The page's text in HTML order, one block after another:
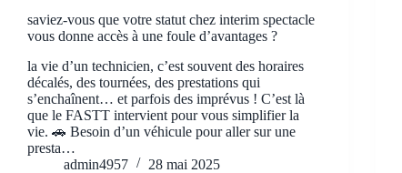
saviez-vous que votre statut chez interim spectacle
vous donne accès à une foule d’avantages ?
la vie d’un technicien, c’est souvent des horaires
décalés, des tournées, des prestations qui
s’enchaînent… et parfois des imprévus ! C’est là
que le FASTT intervient pour vous simplifier la
vie. 🚗 Besoin d’un véhicule pour aller sur une
presta…
admin4957
28 mai 2025